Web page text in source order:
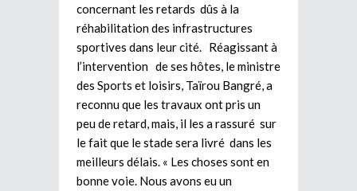
concernant les retards dûs à la
réhabilitation des infrastructures
sportives dans leur cité. Réagissant à
l’intervention de ses hôtes, le ministre
des Sports et loisirs, Taïrou Bangré, a
reconnu que les travaux ont pris un
peu de retard, mais, il les a rassuré sur
le fait que le stade sera livré dans les
meilleurs délais. « Les choses sont en
bonne voie. Nous avons eu un